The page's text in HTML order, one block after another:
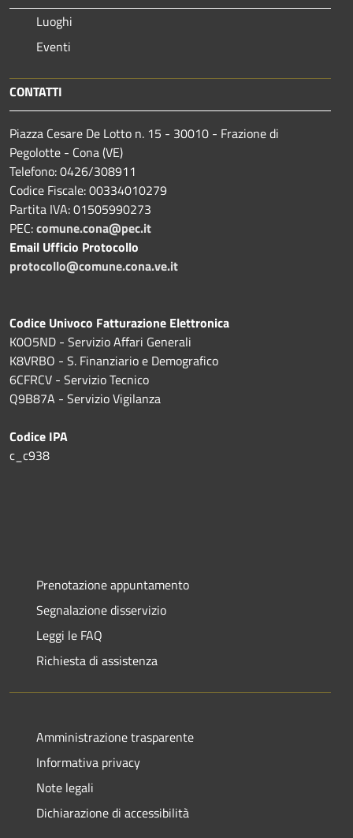
Luoghi
Eventi
CONTATTI
Piazza Cesare De Lotto n. 15 - 30010 - Frazione di
Pegolotte - Cona (VE)
Telefono: 0426/308911
Codice Fiscale: 00334010279
Partita IVA: 01505990273
PEC:comune.cona@pec.it
Email Ufficio Protocollo
protocollo@comune.cona.ve.it
Codice Univoco Fatturazione Elettronica
K0O5ND - Servizio Affari Generali
K8VRBO - S. Finanziario e Demografico
6CFRCV - Servizio Tecnico
Q9B87A - Servizio Vigilanza
Codice IPA
c_c938
Prenotazione appuntamento
Segnalazione disservizio
Leggi le FAQ
Richiesta di assistenza
Amministrazione trasparente
Informativa privacy
Note legali
Dichiarazione di accessibilità